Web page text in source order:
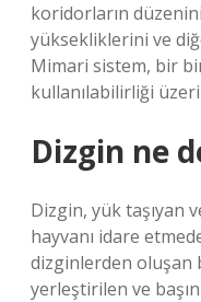
koridorların
yüksekliklerini ve
Mimari sistem, bir
kullanılabilirliği
Dizgin ne
Dizgin, yük taşıyan
hayvanı idare
dizginlerden oluşan
yerleştirilen ve